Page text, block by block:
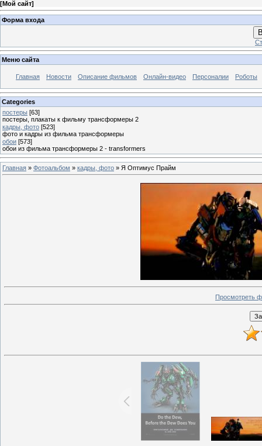
[Мой сайт]
Форма входа
Меню сайта
Главная Новости Описание фильмов Онлайн-видео Персоналии Роботы
Categories
постеры [63]
постеры, плакаты к фильму трансформеры 2
кадры, фото [523]
фото и кадры из фильма трансформеры
обои [573]
обои из фильма трансформеры 2 - transformers
Главная » Фотоальбом » кадры, фото » Я Оптимус Прайм
Просмотреть